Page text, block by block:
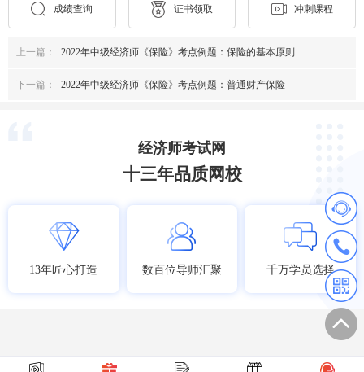
成绩查询 证书领取 冲刺课程
上一篇： 2022年中级经济师《保险》考点例题：保险的基本原则
下一篇： 2022年中级经济师《保险》考点例题：普通财产保险
经济师考试网
十三年品质网校
13年匠心打造 数百位导师汇聚 千万学员选择